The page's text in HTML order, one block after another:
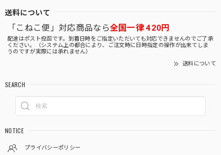
送料について
「こねこ便」対応商品なら全国一律 420円
配達はポスト投函です。到着日時をご指定いただいても対応できませんのでご了承
ください。（システム上の都合により、ご注文時に日時指定の操作が出来てしま
うのですが実際には承れません）
送料について
SEARCH
NOTICE
プライバシーポリシー